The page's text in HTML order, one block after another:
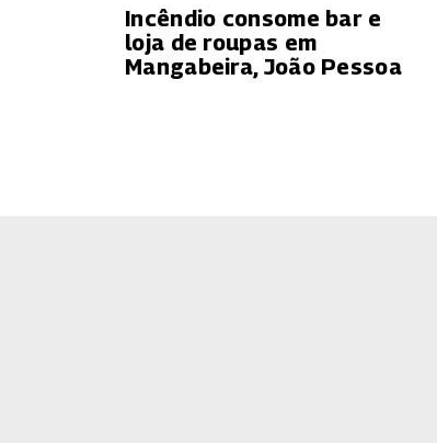
Incêndio consome bar e
loja de roupas em
Mangabeira, João Pessoa